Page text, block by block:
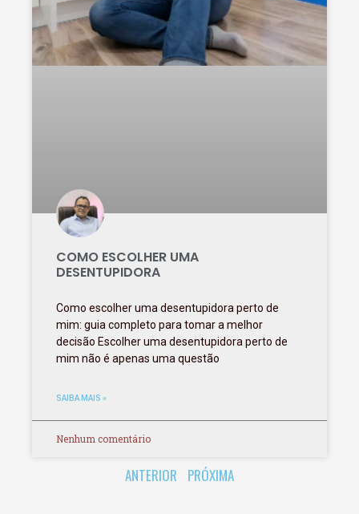
COMO ESCOLHER UMA
DESENTUPIDORA
Como escolher uma desentupidora perto de
mim: guia completo para tomar a melhor
decisão Escolher uma desentupidora perto de
mim não é apenas uma questão
SAIBA MAIS »
Nenhum comentário
ANTERIOR PRÓXIMA